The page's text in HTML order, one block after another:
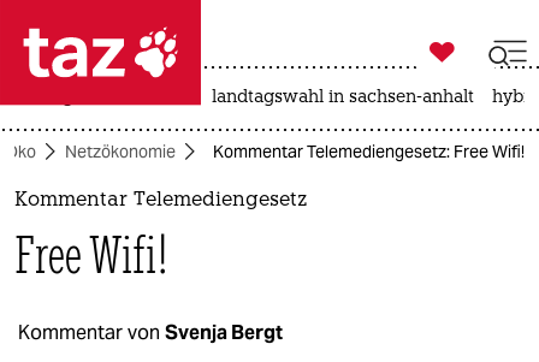
 taz zahl ich
taz zahl ich
politik
öko

taz zahl ich
landtagswahl in sachsen-anhalt
Öko Netzökonomie Kommentar Telemediengesetz: Free Wifi!
Kommentar Telemediengesetz
Free Wifi!
Kommentar von Svenja Bergt